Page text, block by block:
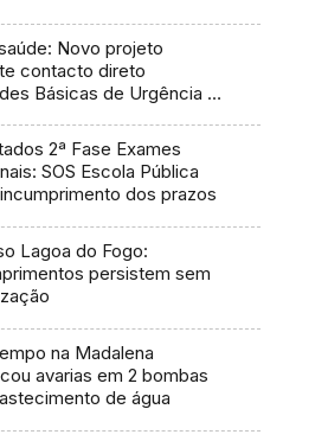
Novo projeto
contacto direto
Básicas de Urgência e
2ª Fase Exames
SOS Escola Pública
dos prazos
Lagoa do Fogo:
persistem sem
na Madalena
avarias em 2 bombas
de água